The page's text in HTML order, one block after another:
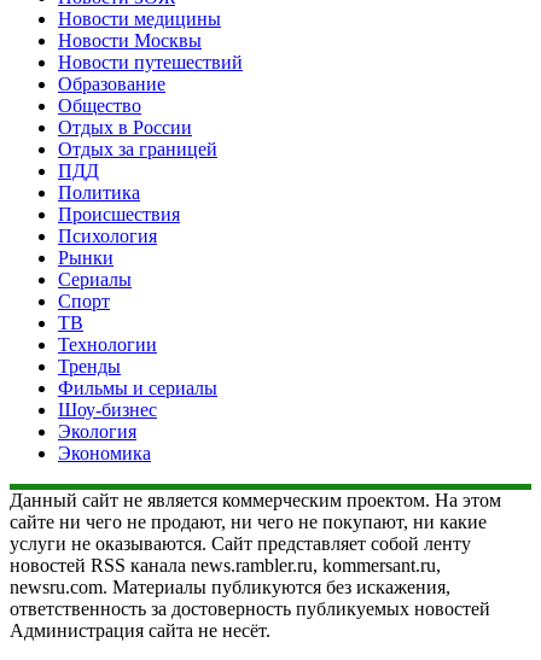
Новости медицины
Новости Москвы
Новости путешествий
Образование
Общество
Отдых в России
Отдых за границей
ПДД
Политика
Происшествия
Психология
Рынки
Сериалы
Спорт
ТВ
Технологии
Тренды
Фильмы и сериалы
Шоу-бизнес
Экология
Экономика
Данный сайт не является коммерческим проектом. На этом
сайте ни чего не продают, ни чего не покупают, ни какие
услуги не оказываются. Сайт представляет собой ленту
новостей RSS канала news.rambler.ru, kommersant.ru,
newsru.com. Материалы публикуются без искажения,
ответственность за достоверность публикуемых новостей
Администрация сайта не несёт.